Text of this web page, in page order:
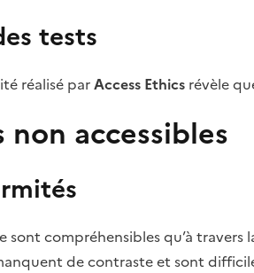
tests
réalisé parAccess Ethics révèle
non accessibles
sont compréhensibles qu’à travers
de contraste et sont